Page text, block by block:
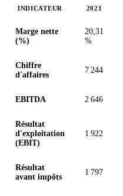
INDICATEUR 2021
Marge nette
(%)
20,31
%
Chiffre
d'affaires
7 244
EBITDA 2 646
Résultat
d'exploitation
(EBIT)
1 922
Résultat
avant impôts
1 797